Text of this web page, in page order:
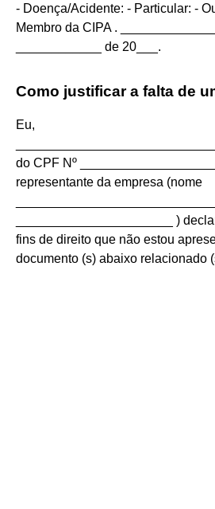
- Doença/Acidente: - Particular: -
Membro da CIPA .
____________ de 20___.
Como justificar a falta de
Eu,
do CPF Nº
representante da empresa (nome
______________________ )
fins de direito que não estou
documento (s) abaixo relacionado